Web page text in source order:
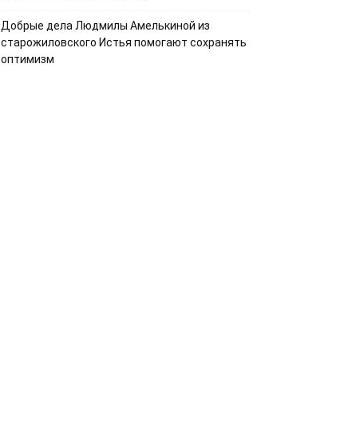
Добрые дела Людмилы Амелькиной из
старожиловского Истья помогают сохранять
оптимизм